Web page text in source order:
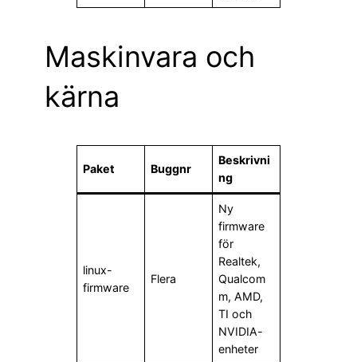
Maskinvara och
kärna
Paket Buggnr
Beskrivni
ng
linux-
firmware
Flera
Ny
firmware
för
Realtek,
Qualcom
m, AMD,
TI och
NVIDIA-
enheter